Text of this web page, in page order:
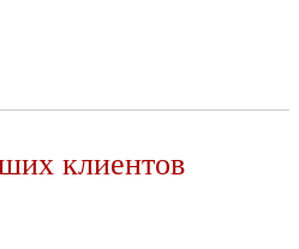
клиентов